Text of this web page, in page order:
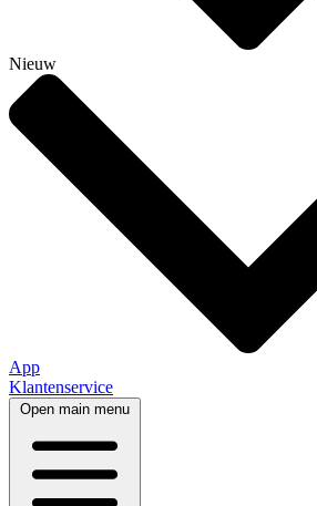
Nieuw
App
Klantenservice
Open main menu